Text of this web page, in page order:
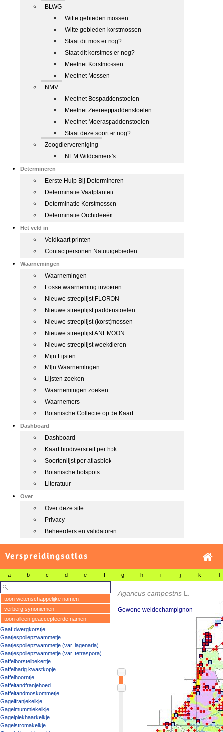
BLWG
Witte gebieden mossen
Witte gebieden korstmossen
Staat dit mos er nog?
Staat dit korstmos er nog?
Meetnet Korstmossen
Meetnet Mossen
NMV
Meetnet Bospaddenstoelen
Meetnet Zeereeppaddenstoelen
Meetnet Moeraspaddenstoelen
Staat deze soort er nog?
Zoogdiervereniging
NEM Wildcamera's
Determineren
Eerste Hulp Bij Determineren
Determinatie Vaatplanten
Determinatie Korstmossen
Determinatie Orchideeën
Het veld in
Veldkaart printen
Contactpersonen Natuurgebieden
Waarnemingen
Waarnemingen
Losse waarneming invoeren
Nieuwe streeplijst FLORON
Nieuwe streeplijst paddenstoelen
Nieuwe streeplijst (korst)mossen
Nieuwe streeplijst ANEMOON
Nieuwe streeplijst weekdieren
Mijn Lijsten
Mijn Waarnemingen
Lijsten zoeken
Waarnemingen zoeken
Waarnemers
Botanische Collectie op de Kaart
Dashboard
Dashboard
Kaart biodiversiteit per hok
Soortenlijst per atlasblok
Botanische hotspots
Literatuur
Over
Over deze site
Privacy
Beheerders en validatoren
Verspreidingsatlas
a b c d e f g h i j k l
toon wetenschappelijke namen
verberg synoniemen
toon alleen geaccepteerde namen
Gaaf dwergkorstje
Gaatjespoliepzwammetje
Gaatjespoliepzwammetje (var. lagenaria)
Gaatjespoliepzwammetje (var. tetraspora)
Gaffelborstelbekertje
Gaffelharig kwastkopje
Gaffelhoorntje
Gaffeltandfranjehoed
Gaffeltandmoskommetje
Gagelfranjekelkje
Gagelmummiekelkje
Gagelpiekhaarkelkje
Gagelstromakelkje
Agaricus campestris L.
Gewone weidechampignon